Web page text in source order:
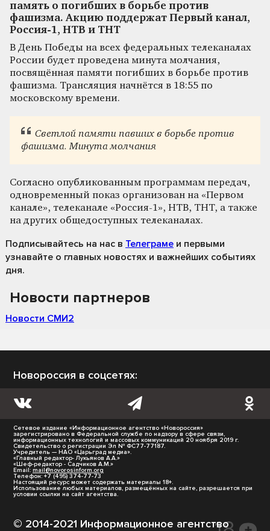
память о погибших в борьбе против
фашизма. Акцию поддержат Первый канал,
Россия-1, НТВ и ТНТ
В День Победы на всех федеральных телеканалах
России будет проведена минута молчания,
посвящённая памяти погибших в борьбе против
фашизма. Трансляция начнётся в 18:55 по
московскому времени.
Светлой памяти павших в борьбе против
фашизма. Минута молчания
Согласно опубликованным программам передач,
одновременный показ организован на «Первом
канале», телеканале «Россия-1», НТВ, ТНТ, а также
на других общедоступных телеканалах.
Подписывайтесь на нас в Телеграме и первыми
узнавайте о главных новостях и важнейших событиях
дня.
Новости партнеров
Новости СМИ2
Новороссия в соцсетях:
Сетевое издание «Информационное агентство «Новороссия»
зарегистрировано в Федеральной службе по надзору в сфере связи,
информационных технологий и массовых коммуникаций 20 ноября 2019 г.
Свидетельство о регистрации Эл № ФС77-77187.
Учредитель — НАО «Царьград медиа».
«Главный редактор- Лукьянов А.А.»
«Шеф-редактор - Садчиков А.М.»
Email: mail@novorosinform.org
Телефон: +7 (495) 374-77-73
Настоящий ресурс может содержать материалы 18+.
Использование любых материалов, размещённых на сайте, разрешается при
условии ссылки на сайт агентства.
© 2014-2021 Информационное агентство